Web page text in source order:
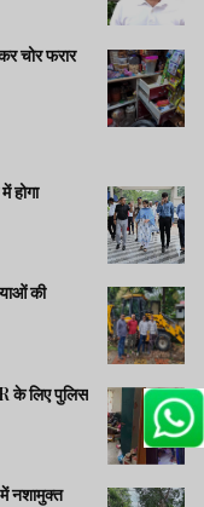
चोर फरार
होगा
की
के लिए पुलिस
नशामुक्‍त